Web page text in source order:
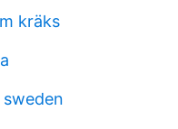
kräks